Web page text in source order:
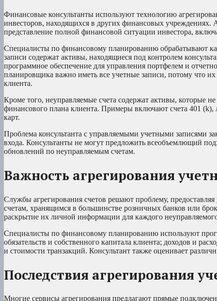
Финансовые консультанты используют технологию
инвесторов, находящихся в других финансовых учреждениях.
представление полной финансовой ситуации инвестора,
Специалисты по финансовому планированию обрабатывают
записи содержат активы, находящиеся под контролем
программное обеспечение для управления портфелем и
планировщика важно иметь все учетные записи, потому что
клиента.
Кроме того, неуправляемые счета содержат активы, которые
финансового плана клиента. Примеры включают счета 401 (k),
карт.
Проблема консультанта с управляемыми учетными записями
входа. Консультанты не могут предложить всеобъемлющий
обновлений по неуправляемым счетам.
Важность агрегирования
Службы агрегирования счетов решают проблему,
счетам, хранящимся в большинстве розничных банков или
раскрытие их личной информации для каждого неуправляемого
Специалисты по финансовому планированию используют
обязательств и собственного капитала клиента; доходов и
и стоимости транзакций. Консультант также оценивает
Последствия агрегирования
Многие сервисы агрегирования предлагают прямые